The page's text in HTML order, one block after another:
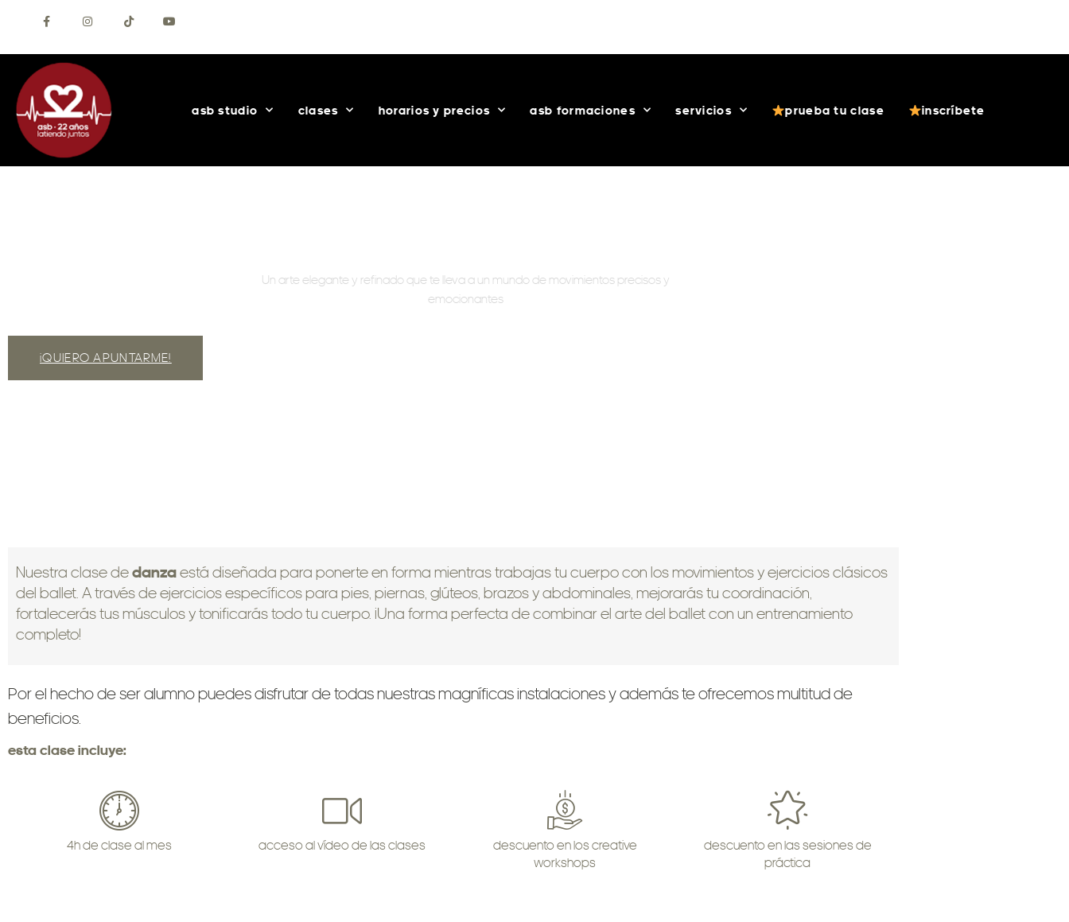
asb studio clases horarios y precios asb formaciones servicios prueba tu clase inscríbete
Un arte elegante y refinado que te lleva a un mundo de movimientos precisos y
emocionantes
¡QUIERO APUNTARME!
Nuestra clase dedanzaestá diseñada para ponerte en forma mientras trabajas tu cuerpo con los movimientos y ejercicios clásicos
del ballet. A través de ejercicios específicos para pies, piernas, glúteos, brazos y abdominales, mejorarás tu coordinación,
fortalecerás tus músculos y tonificarás todo tu cuerpo. ¡Una forma perfecta de combinar el arte del ballet con un entrenamiento
completo!
Por el hecho de ser alumno puedes disfrutar de todas nuestras magníficas instalaciones y además te ofrecemos multitud de
beneficios.
esta clase incluye:
4h de clase al mes acceso al vídeo de las clases
descuento en los creative
workshops
descuento en las sesiones de
práctica